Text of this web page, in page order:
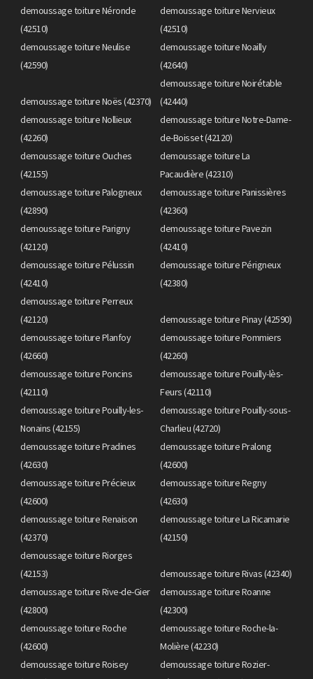
demoussage toiture Néronde
(42510)
demoussage toiture Nervieux
(42510)
demoussage toiture Neulise
(42590)
demoussage toiture Noailly
(42640)
demoussage toiture Noës (42370)
demoussage toiture Noirétable
(42440)
demoussage toiture Nollieux
(42260)
demoussage toiture Notre-Dame-
de-Boisset (42120)
demoussage toiture Ouches
(42155)
demoussage toiture La
Pacaudière (42310)
demoussage toiture Palogneux
(42890)
demoussage toiture Panissières
(42360)
demoussage toiture Parigny
(42120)
demoussage toiture Pavezin
(42410)
demoussage toiture Pélussin
(42410)
demoussage toiture Périgneux
(42380)
demoussage toiture Perreux
(42120)
demoussage toiture Pinay (42590)
demoussage toiture Planfoy
(42660)
demoussage toiture Pommiers
(42260)
demoussage toiture Poncins
(42110)
demoussage toiture Pouilly-lès-
Feurs (42110)
demoussage toiture Pouilly-les-
Nonains (42155)
demoussage toiture Pouilly-sous-
Charlieu (42720)
demoussage toiture Pradines
(42630)
demoussage toiture Pralong
(42600)
demoussage toiture Précieux
(42600)
demoussage toiture Regny
(42630)
demoussage toiture Renaison
(42370)
demoussage toiture La Ricamarie
(42150)
demoussage toiture Riorges
(42153)
demoussage toiture Rivas (42340)
demoussage toiture Rive-de-Gier
(42800)
demoussage toiture Roanne
(42300)
demoussage toiture Roche
(42600)
demoussage toiture Roche-la-
Molière (42230)
demoussage toiture Roisey
demoussage toiture Rozier-